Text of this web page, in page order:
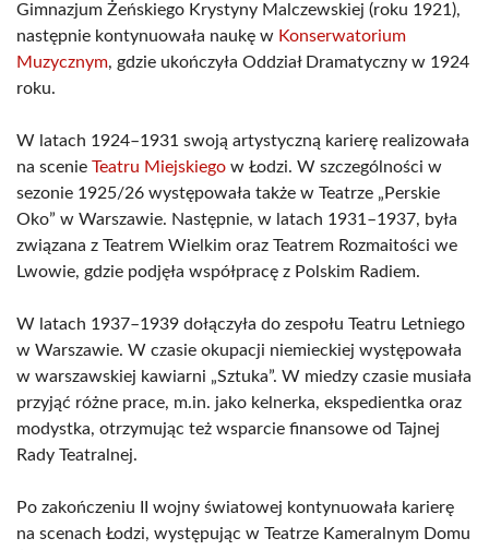
Gimnazjum Żeńskiego Krystyny Malczewskiej (roku 1921),
następnie kontynuowała naukę w Konserwatorium
Muzycznym, gdzie ukończyła Oddział Dramatyczny w 1924
roku.
W latach 1924–1931 swoją artystyczną karierę realizowała
na scenie Teatru Miejskiego w Łodzi. W szczególności w
sezonie 1925/26 występowała także w Teatrze „Perskie
Oko” w Warszawie. Następnie, w latach 1931–1937, była
związana z Teatrem Wielkim oraz Teatrem Rozmaitości we
Lwowie, gdzie podjęła współpracę z Polskim Radiem.
W latach 1937–1939 dołączyła do zespołu Teatru Letniego
w Warszawie. W czasie okupacji niemieckiej występowała
w warszawskiej kawiarni „Sztuka”. W miedzy czasie musiała
przyjąć różne prace, m.in. jako kelnerka, ekspedientka oraz
modystka, otrzymując też wsparcie finansowe od Tajnej
Rady Teatralnej.
Po zakończeniu II wojny światowej kontynuowała karierę
na scenach Łodzi, występując w Teatrze Kameralnym Domu